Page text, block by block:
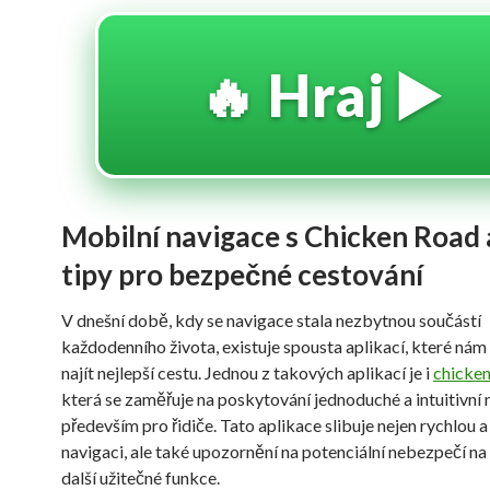
🔥 Hraj ▶️
Mobilní navigace s Chicken Road
tipy pro bezpečné cestování
V dnešní době, kdy se navigace stala nezbytnou součástí
každodenního života, existuje spousta aplikací, které
najít nejlepší cestu. Jednou z takových aplikací je i
která se zaměřuje na poskytování jednoduché a intuitivní
především pro řidiče. Tato aplikace slibuje nejen rychlou
navigaci, ale také upozornění na potenciální nebezpečí
další užitečné funkce.